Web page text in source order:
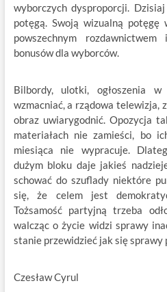
wyborczych dysproporcji.
potęgą. Swoją wizualną potęgę
powszechnym
bonusów dla wyborców.
Bilbordy, ulotki, ogłoszenia
wzmacniać, a rządowa telewizja,
obraz uwiarygodnić. Opozycja
materiałach nie zamieści, bo
miesiąca nie wypracuje.
dużym bloku daje jakieś
schować do szuflady niektóre
się, że celem jest
Tożsamość partyjną trzeba
walcząc o życie widzi sprawy
stanie przewidzieć jak się sprawy
Czesław Cyrul